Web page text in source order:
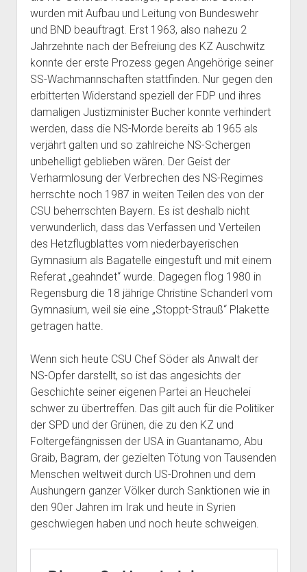
wurden mit Aufbau und Leitung von Bundeswehr
und BND beauftragt. Erst 1963, also nahezu 2
Jahrzehnte nach der Befreiung des KZ Auschwitz
konnte der erste Prozess gegen Angehörige seiner
SS-Wachmannschaften stattfinden. Nur gegen den
erbitterten Widerstand speziell der FDP und ihres
damaligen Justizminister Bucher konnte verhindert
werden, dass die NS-Morde bereits ab 1965 als
verjährt galten und so zahlreiche NS-Schergen
unbehelligt geblieben wären. Der Geist der
Verharmlosung der Verbrechen des NS-Regimes
herrschte noch 1987 in weiten Teilen des von der
CSU beherrschten Bayern. Es ist deshalb nicht
verwunderlich, dass das Verfassen und Verteilen
des Hetzflugblattes vom niederbayerischen
Gymnasium als Bagatelle eingestuft und mit einem
Referat „geahndet“ wurde. Dagegen flog 1980 in
Regensburg die 18 jährige Christine Schanderl vom
Gymnasium, weil sie eine „Stoppt-Strauß“ Plakette
getragen hatte.
Wenn sich heute CSU Chef Söder als Anwalt der
NS-Opfer darstellt, so ist das angesichts der
Geschichte seiner eigenen Partei an Heuchelei
schwer zu übertreffen. Das gilt auch für die Politiker
der SPD und der Grünen, die zu den KZ und
Foltergefängnissen der USA in Guantanamo, Abu
Graib, Bagram, der gezielten Tötung von Tausenden
Menschen weltweit durch US-Drohnen und dem
Aushungern ganzer Völker durch Sanktionen wie in
den 90er Jahren im Irak und heute in Syrien
geschwiegen haben und noch heute schweigen.